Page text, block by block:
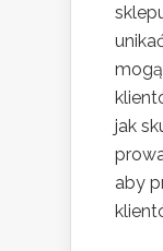
jak
aby